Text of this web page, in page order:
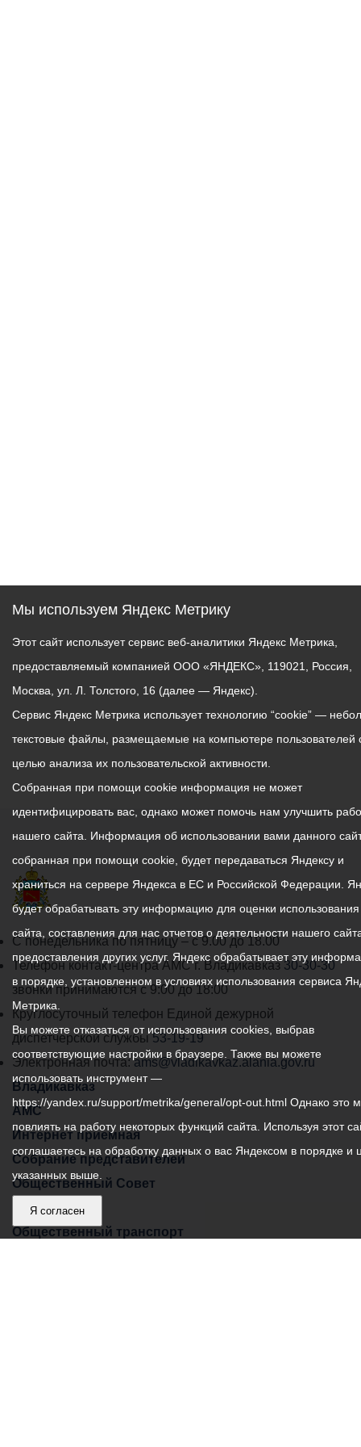
График
работы
администрации
местного
самоуправления
города
Владикавказ:
С понедельника по пятницу – с 9.00 до 18.00
Телефон контакт-центра АМС г. Владикавказ30-30-30
звонки принимаются с 9:00 до 18:00
Круглосуточный телефон Единой дежурной
диспетчерской службы53-19-19
Электронная почта:ams@vladikavkaz.alania.gov.ru
Владикавказ
АМС
Интернет приемная
Собрание представителей
Общественный Совет
Пресс-центр
Общественный транспорт
Мы используем Яндекс Метрику
Этот сайт использует сервис веб-аналитики Яндекс Метрика,
предоставляемый компанией ООО «ЯНДЕКС», 119021, Россия,
Москва, ул. Л. Толстого, 16 (далее — Яндекс).
Сервис Яндекс Метрика использует технологию “cookie” —
текстовые файлы, размещаемые на компьютере пользователей
целью анализа их пользовательской активности.
Собранная при помощи cookie информация не может
идентифицировать вас, однако может помочь нам улучшить
нашего сайта. Информация об использовании вами данного
собранная при помощи cookie, будет передаваться Яндексу и
храниться на сервере Яндекса в ЕС и Российской Федерации.
будет обрабатывать эту информацию для оценки
сайта, составления для нас отчетов о деятельности нашего
предоставления других услуг. Яндекс обрабатывает эту
в порядке, установленном в условиях использования сервиса
Метрика.
Вы можете отказаться от использования cookies, выбрав
соответствующие настройки в браузере. Также вы можете
использовать инструмент —
https://yandex.ru/support/metrika/general/opt-out.html Однако это
повлиять на работу некоторых функций сайта. Используя этот
соглашаетесь на обработку данных о вас Яндексом в порядке и
указанных выше.
Я согласен